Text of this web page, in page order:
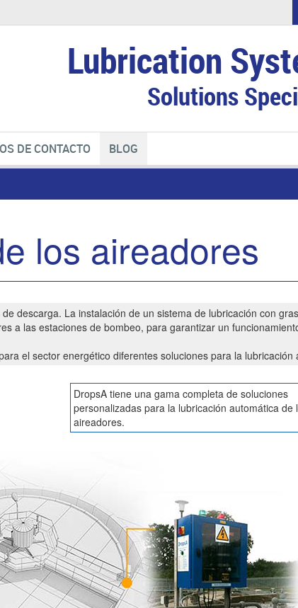
Lubrication
Solutions
DE CONTACTO BLOG
los aireadores
descarga. La instalación de un sistema de lubricación con
a las estaciones de bombeo, para garantizar un
el sector energético diferentes soluciones para la lubricación
DropsA tiene una gama completa de soluciones
personalizadas para la lubricación automática de
aireadores.